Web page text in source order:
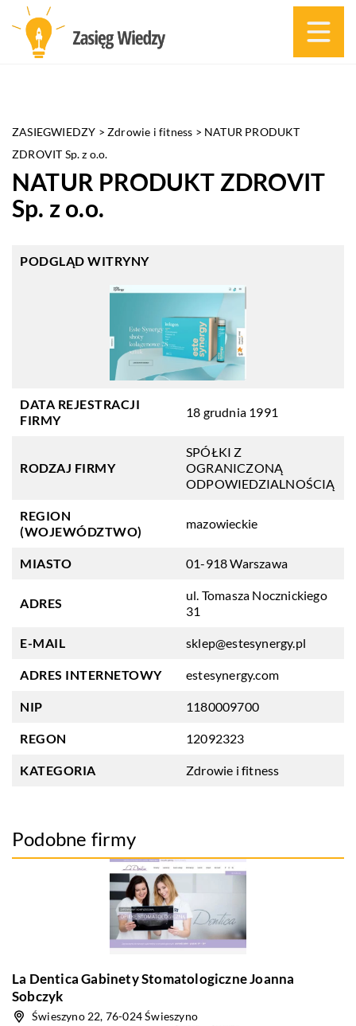
ZASIEGWIEDZY >Zdrowie i fitness > NATUR PRODUKT
ZDROVIT Sp. z o.o.
NATUR PRODUKT ZDROVIT
Sp. z o.o.
PODGLĄD WITRYNY
DATA REJESTRACJI
FIRMY
18 grudnia 1991
RODZAJ FIRMY
SPÓŁKI Z
OGRANICZONĄ
ODPOWIEDZIALNOŚCIĄ
REGION
(WOJEWÓDZTWO)
mazowieckie
MIASTO 01-918 Warszawa
ADRES
ul. Tomasza Nocznickiego
31
E-MAIL sklep@estesynergy.pl
ADRES INTERNETOWY estesynergy.com
NIP 1180009700
REGON 12092323
KATEGORIA Zdrowie i fitness
Podobne firmy
La Dentica Gabinety Stomatologiczne Joanna
Sobczyk
Świeszyno 22, 76-024 Świeszyno